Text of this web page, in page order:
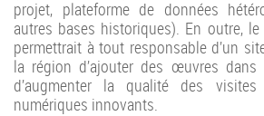
projet, plateforme de données
autres bases historiques). En outre,
permettrait à tout responsable d’un
la région d’ajouter des œuvres dans
d’augmenter la qualité des
numériques innovants.